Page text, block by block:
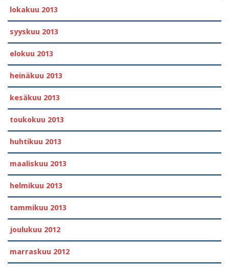
lokakuu 2013
syyskuu 2013
elokuu 2013
heinäkuu 2013
kesäkuu 2013
toukokuu 2013
huhtikuu 2013
maaliskuu 2013
helmikuu 2013
tammikuu 2013
joulukuu 2012
marraskuu 2012